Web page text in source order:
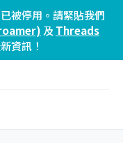
被停用。請緊貼我們
及 Threads
資訊！